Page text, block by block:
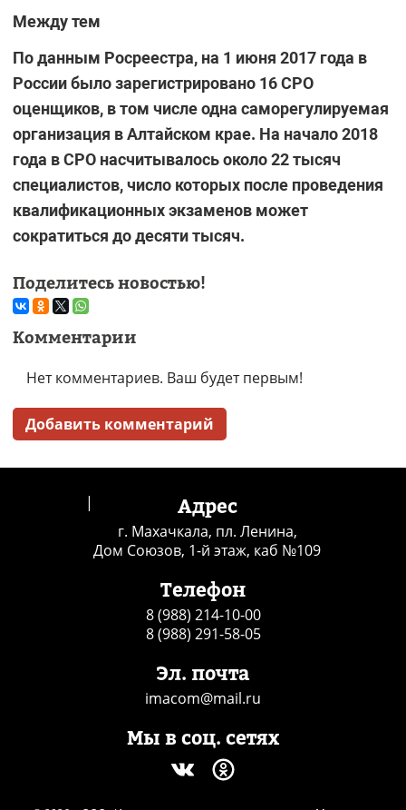
Между тем
По данным Росреестра, на 1 июня 2017 года в
России было зарегистрировано 16 СРО
оценщиков, в том числе одна саморегулируемая
организация в Алтайском крае. На начало 2018
года в СРО насчитывалось около 22 тысяч
специалистов, число которых после проведения
квалификационных экзаменов может
сократиться до десяти тысяч.
Поделитесь новостью!
Комментарии
Нет комментариев. Ваш будет первым!
Добавить комментарий
| Адрес
г. Махачкала, пл. Ленина,
Дом Союзов, 1-й этаж, каб №109
Телефон
8 (988) 214-10-00
8 (988) 291-58-05
Эл. почта
imacom@mail.ru
Мы в соц. сетях